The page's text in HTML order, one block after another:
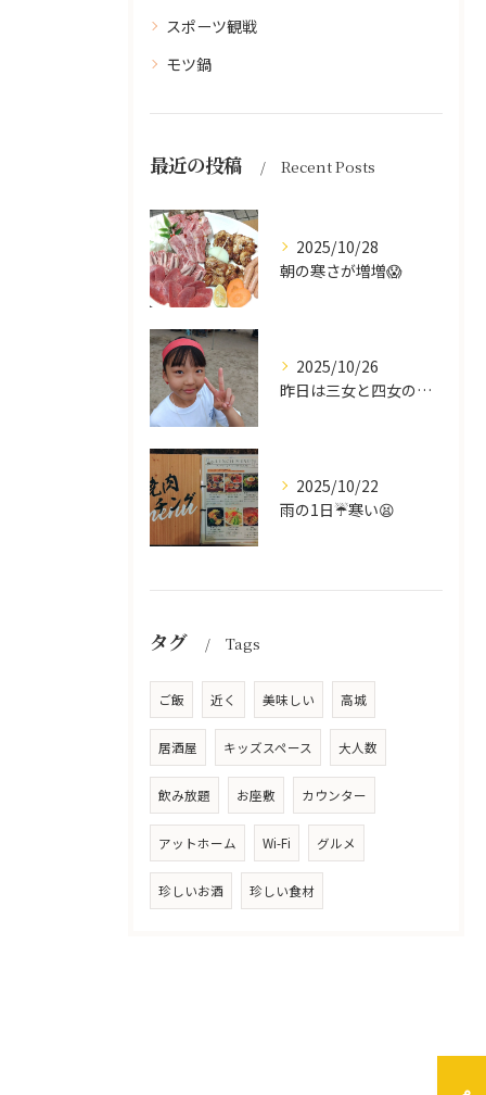
スポーツ観戦
モツ鍋
最近の投稿 Recent Posts
2025/10/28
朝の寒さが増増😱
2025/10/26
昨日は三女と四女の運動会🥰
2025/10/22
雨の1日☔寒い😫
タグ Tags
ご飯 近く 美味しい 高城
居酒屋 キッズスペース 大人数
飲み放題 お座敷 カウンター
アットホーム Wi-Fi グルメ
珍しいお酒 珍しい食材